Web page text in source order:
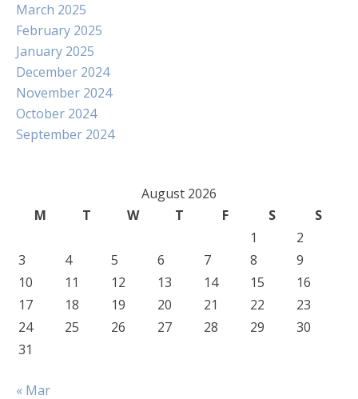
March 2025
February 2025
January 2025
December 2024
November 2024
October 2024
September 2024
August 2026
M
T W T F S
S
1
2
3
4 5 6 7 8
9
10
11 12 13 14 15
16
17
18 19 20 21 22
23
24
25 26 27 28 29
30
31
« Mar